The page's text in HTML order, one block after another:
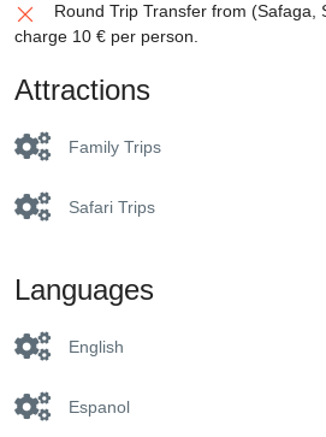
Round Trip Transfer from (Safaga,
charge 10 € per person.
Attractions
Family Trips
Safari Trips
Languages
English
Espanol